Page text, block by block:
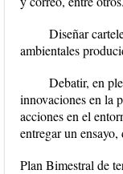
Diseñar
ambientales
Debatir, en
innovaciones en la
acciones en el
entregar un
Plan Bimestral de